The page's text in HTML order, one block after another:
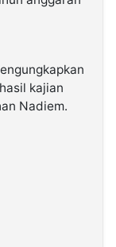
kajian
Nadiem.